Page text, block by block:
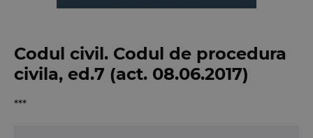
Codul civil. Codul de procedura
civila, ed.7 (act. 08.06.2017)
***